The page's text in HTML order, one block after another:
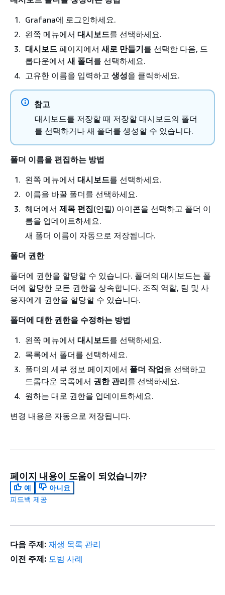
Grafana에 로그인하세요.
왼쪽 메뉴에서 대시보드를 선택하세요.
대시보드 페이지에서 새로 만들기를 선택한 다음, 드
롭다운에서 새 폴더를 선택하세요.
고유한 이름을 입력하고 생성을 클릭하세요.
참고
대시보드를 저장할 때 저장할 대시보드의 폴더
를 선택하거나 새 폴더를 생성할 수 있습니다.
폴더 이름을 편집하는 방법
왼쪽 메뉴에서 대시보드를 선택하세요.
이름을 바꿀 폴더를 선택하세요.
헤더에서 제목 편집(연필) 아이콘을 선택하고 폴더 이
름을 업데이트하세요.
새 폴더 이름이 자동으로 저장됩니다.
폴더 권한
폴더에 권한을 할당할 수 있습니다. 폴더의 대시보드는 폴
더에 할당한 모든 권한을 상속합니다. 조직 역할, 팀 및 사
용자에게 권한을 할당할 수 있습니다.
폴더에 대한 권한을 수정하는 방법
왼쪽 메뉴에서 대시보드를 선택하세요.
목록에서 폴더를 선택하세요.
폴더의 세부 정보 페이지에서 폴더 작업을 선택하고
드롭다운 목록에서 권한 관리를 선택하세요.
원하는 대로 권한을 업데이트하세요.
변경 내용은 자동으로 저장됩니다.
페이지 내용이 도움이 되었습니까?
예
아니요
피드백 제공
다음 주제: 재생 목록 관리
이전 주제: 모범 사례